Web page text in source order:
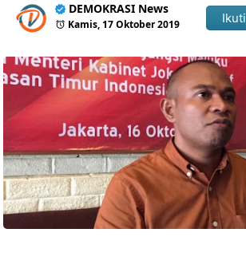
DEMOKRASI News
Kamis, 17 Oktober 2019 Ikuti